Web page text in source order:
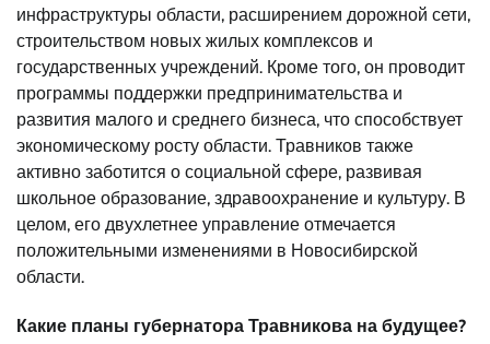
инфраструктуры области, расширением дорожной сети,
строительством новых жилых комплексов и
государственных учреждений. Кроме того, он проводит
программы поддержки предпринимательства и
развития малого и среднего бизнеса, что способствует
экономическому росту области. Травников также
активно заботится о социальной сфере, развивая
школьное образование, здравоохранение и культуру. В
целом, его двухлетнее управление отмечается
положительными изменениями в Новосибирской
области.
Какие планы губернатора Травникова на будущее?